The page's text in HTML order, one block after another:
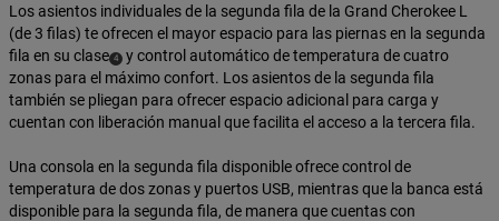
Los asientos individuales de la segunda fila de la Grand Cherokee L
(de 3 filas) te ofrecen el mayor espacio para las piernas en la segunda
fila en su clase (
Disclosure
4) y control automático de temperatura de cuatro
zonas para el máximo confort. Los asientos de la segunda fila
también se pliegan para ofrecer espacio adicional para carga y
cuentan con liberación manual que facilita el acceso a la tercera fila.
Una consola en la segunda fila disponible ofrece control de
temperatura de dos zonas y puertos USB, mientras que la banca está
disponible para la segunda fila, de manera que cuentas con